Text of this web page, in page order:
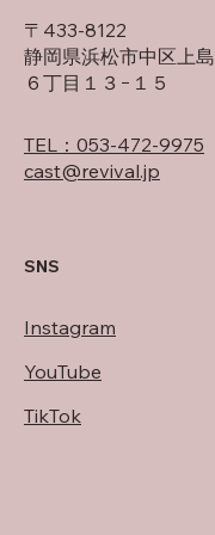
TEL：053-472-9975
cast@revival.jp
〒433-8122
静岡県浜松市中区上島
６丁目１３−１５
SNS
Instagram
YouTube
TikTok